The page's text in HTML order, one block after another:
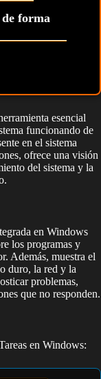
de forma
esencial
funcionando de
en el sistema
ofrece una visión
del sistema y la
en Windows
los programas y
Además, muestra el
duro, la red y la
problemas,
que no responden.
en Windows: